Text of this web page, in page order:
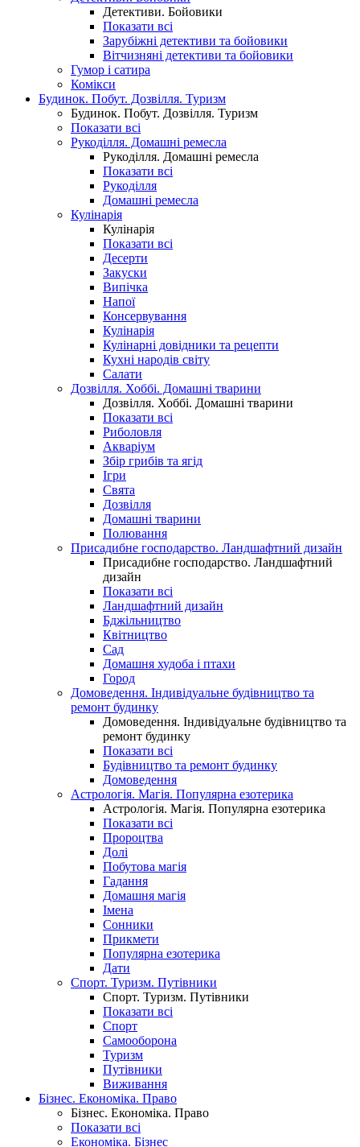
Детективи. Бойовики
Показати всі
Зарубіжні детективи та бойовики
Вітчизняні детективи та бойовики
Гумор і сатира
Комікси
Будинок. Побут. Дозвілля. Туризм
Будинок. Побут. Дозвілля. Туризм
Показати всі
Рукоділля. Домашні ремесла
Рукоділля. Домашні ремесла
Показати всі
Рукоділля
Домашні ремесла
Кулінарія
Кулінарія
Показати всі
Десерти
Закуски
Випічка
Напої
Консервування
Кулінарія
Кулінарні довідники та рецепти
Кухні народів світу
Салати
Дозвілля. Хоббі. Домашні тварини
Дозвілля. Хоббі. Домашні тварини
Показати всі
Риболовля
Акваріум
Збір грибів та ягід
Ігри
Свята
Дозвілля
Домашні тварини
Полювання
Присадибне господарство. Ландшафтний дизайн
Присадибне господарство. Ландшафтний
дизайн
Показати всі
Ландшафтний дизайн
Бджільництво
Квітництво
Сад
Домашня худоба і птахи
Город
Домоведення. Індивідуальне будівництво та
ремонт будинку
Домоведення. Індивідуальне будівництво та
ремонт будинку
Показати всі
Будівництво та ремонт будинку
Домоведення
Астрологія. Магія. Популярна езотерика
Астрологія. Магія. Популярна езотерика
Показати всі
Пророцтва
Долі
Побутова магія
Гадання
Домашня магія
Імена
Сонники
Прикмети
Популярна езотерика
Дати
Спорт. Туризм. Путівники
Спорт. Туризм. Путівники
Показати всі
Спорт
Самооборона
Туризм
Путівники
Виживання
Бізнес. Економіка. Право
Бізнес. Економіка. Право
Показати всі
Економіка. Бізнес